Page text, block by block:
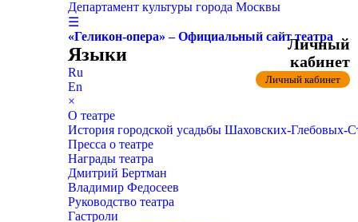
Департамент культуры города Москвы
☰
«Геликон-опера» – Официальный сайт театра
Языки
Ru
En
×
О театре
История городской усадьбы Шаховских-
Пресса о театре
Награды театра
Дмитрий Бертман
Владимир Федосеев
Руководство театра
Гастроли
Личный
кабинет
Личный кабинет